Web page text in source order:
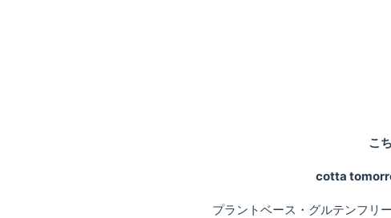
こ
cotta
プラントベース・グルテンフリ